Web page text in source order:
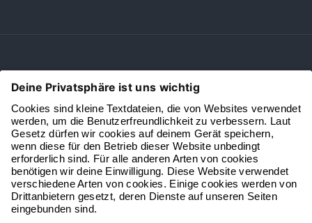
Alle vbl Websites